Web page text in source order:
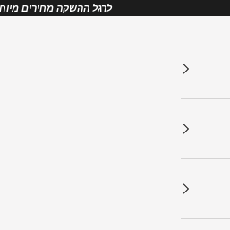
לרגל ההשקה מחירים